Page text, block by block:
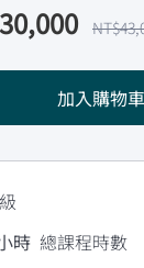
30,000 NT$
加入購物車
時 總課程時數